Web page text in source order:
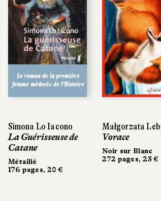
Simona Lo Iacono
La Guérisseuse de
Catane
Métailié
176 pages, 20 €
Małgorzata
Vorace
Noir sur Blanc
272 pages, 23 €
Simona Lo Iacono
La Guérisseuse de
Catane
Métailié
176 pages, 20 €
Małgorzata
Vorace
Noir sur Blanc
272 pages, 23 €